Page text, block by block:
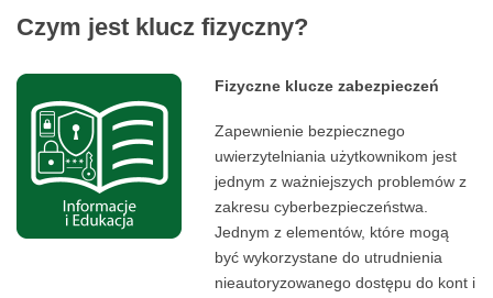
główna
Czym jest klucz fizyczny?
Fizyczne klucze zabezpieczeń
Zapewnienie bezpiecznego
uwierzytelniania użytkownikom jest
jednym z ważniejszych problemów z
zakresu cyberbezpieczeństwa.
Jednym z elementów, które mogą
być wykorzystane do utrudnienia
nieautoryzowanego dostępu do kont i